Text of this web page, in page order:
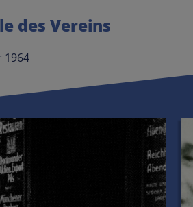
des Vereins
1964